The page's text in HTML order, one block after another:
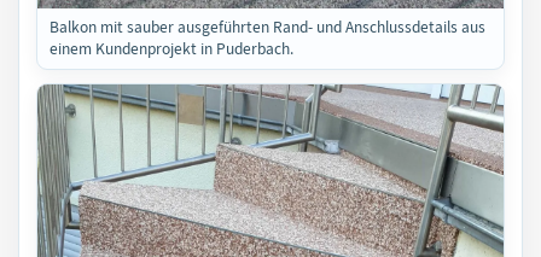
Balkon mit sauber ausgeführten Rand- und Anschlussdetails aus
einem Kundenprojekt in Puderbach.